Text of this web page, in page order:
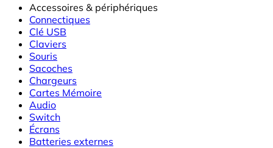
Accessoires & périphériques
Connectiques
Clé USB
Claviers
Souris
Sacoches
Chargeurs
Cartes Mémoire
Audio
Switch
Écrans
Batteries externes